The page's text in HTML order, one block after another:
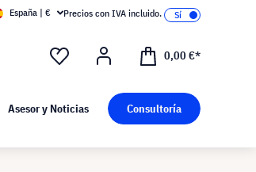
España | € Precios con IVA incluido.
0,00 €*
Asesor y Noticias Consultoría